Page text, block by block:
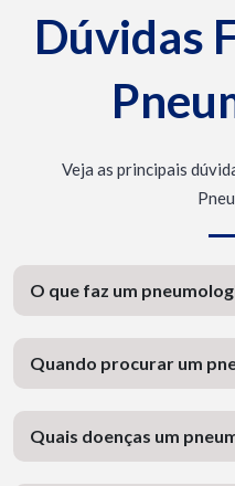
Dúvidas
Veja as principais
O que faz um
Quando procurar um
Quais doenças um